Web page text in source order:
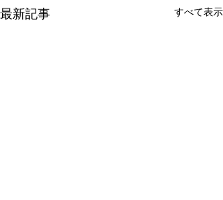
最新記事 すべて表示